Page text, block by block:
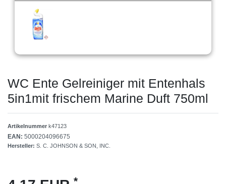
WC Ente Gelreiniger mit Entenhals
5in1mit frischem Marine Duft 750ml
Artikelnummer k47123
EAN: 5000204096675
Hersteller: S. C. JOHNSON & SON, INC.
*